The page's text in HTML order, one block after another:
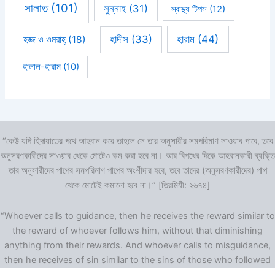
সালাত(101) সুন্নাহ (31) স্বাস্থ্য টিপস (12)
হজ্জ ও ওমরাহ্‌(18) হাদীস(33) হারাম (44)
হালাল-হারাম(10)
“কেউ যদি হিদায়াতের পথে আহবান করে তাহলে সে তার অনুসারীর সমপরিমাণ সাওয়াব পাবে, তবে
অনুসরণকারীদের সাওয়াব থেকে মোটেও কম করা হবে না। আর বিপথের দিকে আহবানকারী ব্যক্তি
তার অনুসারীদের পাপের সমপরিমাণ পাপের অংশীদার হবে, তবে তাদের (অনুসরণকারীদের) পাপ
থেকে মোটেই কমানো হবে না।” [তিরমিযী: ২৬৭৪]
“Whoever calls to guidance, then he receives the reward similar to
the reward of whoever follows him, without that diminishing
anything from their rewards. And whoever calls to misguidance,
then he receives of sin similar to the sins of those who followed